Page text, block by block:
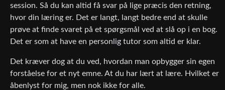
session. Så du kan altid få svar på lige præcis den retning,
hvor din læring er. Det er langt, langt bedre end at skulle
prøve at finde svaret på et spørgsmål ved at slå op i en bog.
Det er som at have en personlig tutor som altid er klar.
Det kræver dog at du ved, hvordan man opbygger sin egen
forståelse for et nyt emne. At du har lært at lære. Hvilket er
åbenlyst for mig, men nok ikke for alle.